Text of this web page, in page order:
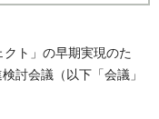
ト」の早期実現のた
討会議（以下「会議」